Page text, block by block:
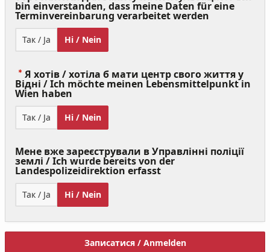
bin einverstanden, dass meine Daten für eine
Terminvereinbarung verarbeitet werden
Так / Ja Ні / Nein
Я хотів / хотіла б мати центр свого життя у
Відні / Ich möchte meinen Lebensmittelpunkt in
Wien haben
Required)
Так / Ja Ні / Nein
Мене вже зареєстрували в Управлінні поліції
землі / Ich wurde bereits von der
Landespolizeidirektion erfasst
Так / Ja Ні / Nein
Записатися / Anmelden